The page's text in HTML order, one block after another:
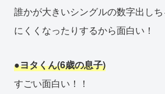
誰かが大きいシングルの数字出し
にくくなったりするから面白い！
●ヨタくん(6歳の息子)
すごい面白い！！